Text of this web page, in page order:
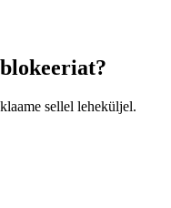
sellel leheküljel.